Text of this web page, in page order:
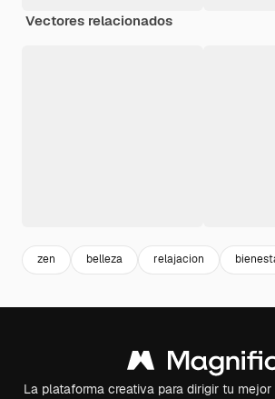
Vectores relacionados
zen belleza relajacion
La plataforma creativa para dirigir tu